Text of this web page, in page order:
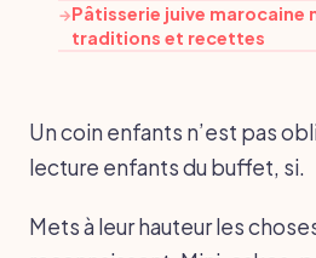
→Pâtisserie juive marocaine
traditions et recettes
Un coin enfants n’est pas
lecture enfants du buffet, si.
Mets à leur hauteur les